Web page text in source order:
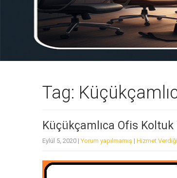
Tag:
Küçükçamlıca Ofis
Eylül 5, 2020 |Yorum yapılmamış | Hizmet